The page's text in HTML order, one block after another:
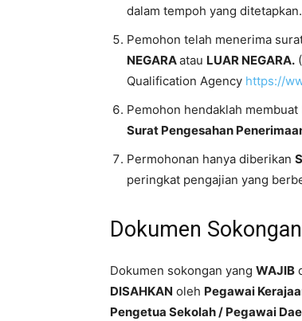
dalam tempoh yang ditetapkan.
Pemohon telah menerima
NEGARAatau LUAR NEGARA.
Qualification Agency https://
Pemohon hendaklah membuat
Surat Pengesahan
Permohonan hanya diberikan
peringkat pengajian yang
Dokumen Sokongan
Dokumen sokongan yang WAJIB
DISAHKAN oleh Pegawai
Pengetua Sekolah / Pegawai